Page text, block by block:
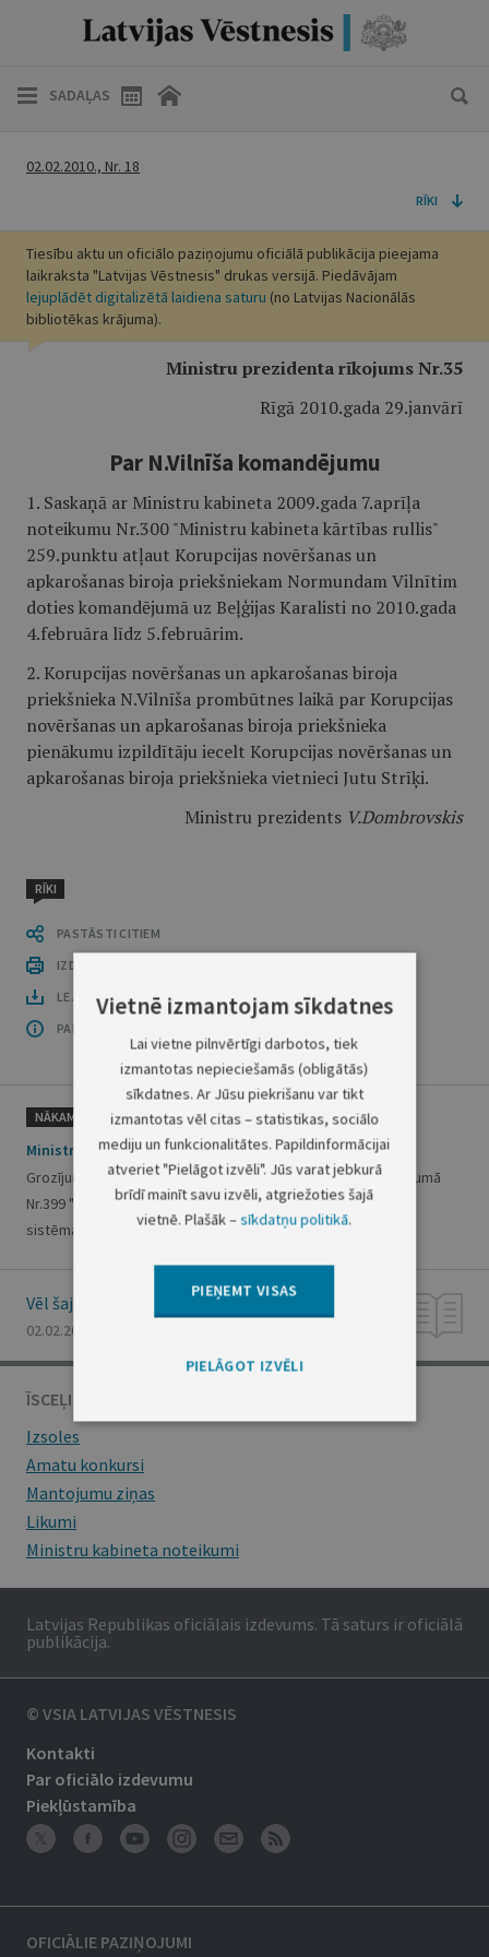
SADAĻAS
02.02.2010., Nr. 18
RĪKI
Tiesību aktu un oficiālo paziņojumu oficiālā publikācija pieejama
laikraksta "Latvijas Vēstnesis" drukas versijā. Piedāvājam
lejuplādēt digitalizētā laidiena saturu (no Latvijas Nacionālās
bibliotēkas krājuma).
Ministru prezidenta rīkojums Nr.35
Rīgā 2010.gada 29.janvārī
Par N.Vilnīša komandējumu
1. Saskaņā ar Ministru kabineta 2009.gada 7.aprīļa
noteikumu Nr.300 "Ministru kabineta kārtības rullis"
259.punktu atļaut Korupcijas novēršanas un
apkarošanas biroja priekšniekam Normundam Vilnītim
doties komandējumā uz Beļģijas Karalisti no 2010.gada
4.februāra līdz 5.februārim.
2. Korupcijas novēršanas un apkarošanas biroja
priekšnieka N.Vilnīša prombūtnes laikā par Korupcijas
novēršanas un apkarošanas biroja priekšnieka
pienākumu izpildītāju iecelt Korupcijas novēršanas un
apkarošanas biroja priekšnieka vietnieci Jutu Strīķi.
Ministru prezidents V.Dombrovskis
RĪKI
PASTĀSTI CITIEM
IZDRUKĀT PUBLIKĀCIJU
LEJUPLĀDĒT LAIDIENU (PDF)
PAR OFICIĀLO IZDEVUMU
NĀKAMAIS
Ministru prezidenta rīkojums Nr.36
Grozījumi Ministru prezidenta 2005.gada 29.septembra rīkojumā
Nr.399 "Par starpministriju darba grupu Jūras novērošanas
sistēmas izveides projekta koordinācijai"
Vēl šajā numurā
02.02.2010., Nr. 18
ĪSCEĻI
Izsoles
Amatu konkursi
Mantojumu ziņas
Likumi
Ministru kabineta noteikumi
Latvijas Republikas oficiālais izdevums. Tā saturs ir oficiālā
publikācija.
© VSIA LATVIJAS VĒSTNESIS
Kontakti
Par oficiālo izdevumu
Piekļūstamība
OFICIĀLIE PAZIŅOJUMI
Vietnē izmantojam sīkdatnes
Lai vietne pilnvērtīgi darbotos, tiek
izmantotas nepieciešamās (obligātās)
sīkdatnes. Ar Jūsu piekrišanu var tikt
izmantotas vēl citas – statistikas, sociālo
mediju un funkcionalitātes. Papildinformācijai
atveriet "Pielāgot izvēli". Jūs varat jebkurā
brīdī mainīt savu izvēli, atgriežoties šajā
vietnē. Plašāk –sīkdatņu politikā.
PIEŅEMT VISAS
PIELĀGOT IZVĒLI